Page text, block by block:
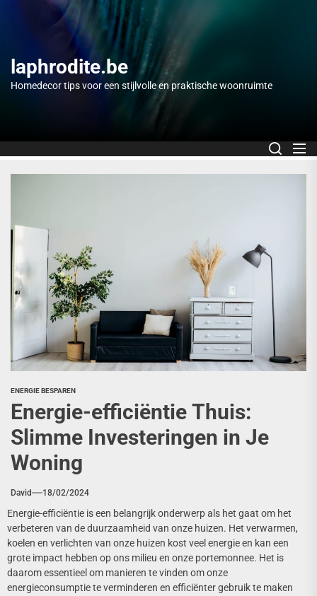
content
laphrodite.be
Homedecor tips voor een stijlvolle en praktische woonruimte
ENERGIE BESPAREN
Energie-efficiëntie Thuis:
Slimme Investeringen in Je
Woning
David 18/02/2024
Energie-efficiëntie is een belangrijk onderwerp als het gaat om het
verbeteren van de duurzaamheid van onze huizen. Het verwarmen,
koelen en verlichten van onze huizen kost veel energie en kan een
grote impact hebben op ons milieu en onze portemonnee. Het is
daarom essentieel om manieren te vinden om onze
energieconsumptie te verminderen en efficiënter gebruik te maken